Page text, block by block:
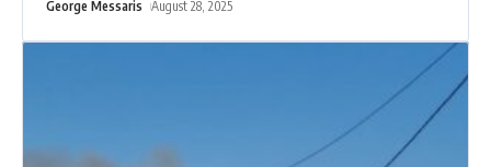
George Messaris August 28, 2025